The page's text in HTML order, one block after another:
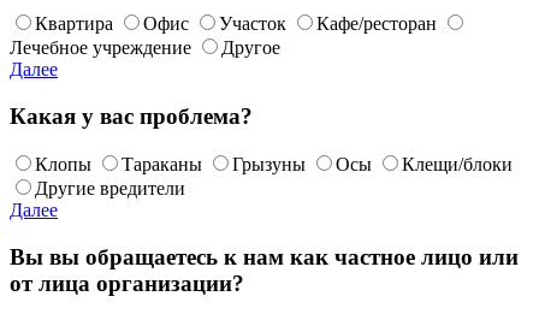
Квартира Офис Участок
Кафе/ресторан
Лечебное учреждение
Другое
Далее
Какая у вас проблема?
Клопы Тараканы Грызуны Осы
Клещи/блоки
Другие вредители
Далее
Вы вы обращаетесь к нам как частное лицо или
от лица организации?